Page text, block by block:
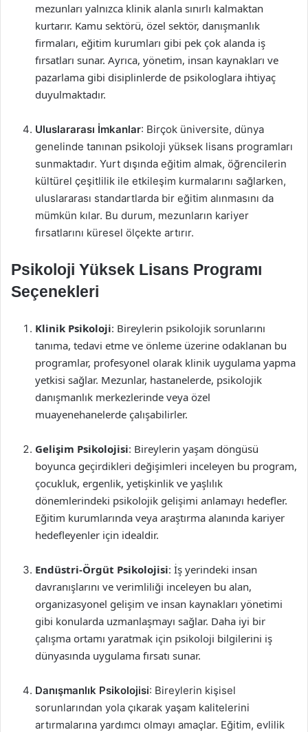
mezunları yalnızca klinik alanla sınırlı kalmaktan
kurtarır. Kamu sektörü, özel sektör, danışmanlık
firmaları, eğitim kurumları gibi pek çok alanda iş
fırsatları sunar. Ayrıca, yönetim, insan kaynakları ve
pazarlama gibi disiplinlerde de psikologlara ihtiyaç
duyulmaktadır.
Uluslararası İmkanlar: Birçok üniversite, dünya
genelinde tanınan psikoloji yüksek lisans programları
sunmaktadır. Yurt dışında eğitim almak, öğrencilerin
kültürel çeşitlilik ile etkileşim kurmalarını sağlarken,
uluslararası standartlarda bir eğitim alınmasını da
mümkün kılar. Bu durum, mezunların kariyer
fırsatlarını küresel ölçekte artırır.
Psikoloji Yüksek Lisans Programı
Seçenekleri
Klinik Psikoloji: Bireylerin psikolojik sorunlarını
tanıma, tedavi etme ve önleme üzerine odaklanan bu
programlar, profesyonel olarak klinik uygulama yapma
yetkisi sağlar. Mezunlar, hastanelerde, psikolojik
danışmanlık merkezlerinde veya özel
muayenehanelerde çalışabilirler.
Gelişim Psikolojisi: Bireylerin yaşam döngüsü
boyunca geçirdikleri değişimleri inceleyen bu program,
çocukluk, ergenlik, yetişkinlik ve yaşlılık
dönemlerindeki psikolojik gelişimi anlamayı hedefler.
Eğitim kurumlarında veya araştırma alanında kariyer
hedefleyenler için idealdir.
Endüstri-Örgüt Psikolojisi: İş yerindeki insan
davranışlarını ve verimliliği inceleyen bu alan,
organizasyonel gelişim ve insan kaynakları yönetimi
gibi konularda uzmanlaşmayı sağlar. Daha iyi bir
çalışma ortamı yaratmak için psikoloji bilgilerini iş
dünyasında uygulama fırsatı sunar.
Danışmanlık Psikolojisi: Bireylerin kişisel
sorunlarından yola çıkarak yaşam kalitelerini
artırmalarına yardımcı olmayı amaçlar. Eğitim, evlilik